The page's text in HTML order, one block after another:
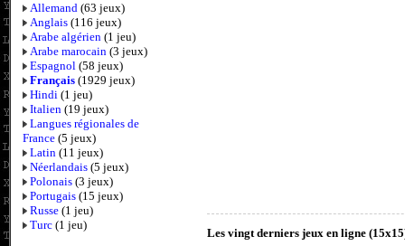
Allemand (63 jeux)
Anglais (116 jeux)
Arabe algérien (1 jeu)
Arabe marocain (3 jeux)
Espagnol (58 jeux)
Français (1929 jeux)
Hindi (1 jeu)
Italien (19 jeux)
Langues régionales de
France (5 jeux)
Latin (11 jeux)
Néerlandais (5 jeux)
Polonais (3 jeux)
Portugais (15 jeux)
Russe (1 jeu)
Turc (1 jeu)
Les vingt derniers jeux en ligne